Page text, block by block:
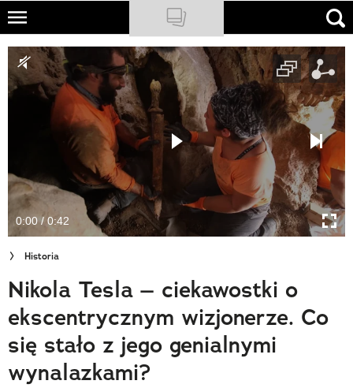
Skip
main
content
NATIONAL GEOGRAPHIC
TRAVELER
PODCASTY
Newsletter
Cuda Polski
Wielki Konkurs Fotograficzny
Trendbook Podróżniczy
Polecane
0:00 / 0:42
Historia
Nikola Tesla – ciekawostki o
ekscentrycznym wizjonerze. Co
się stało z jego genialnymi
wynalazkami?